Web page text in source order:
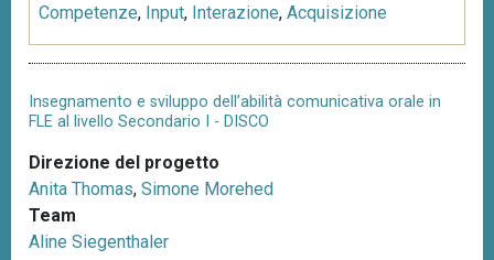
Competenze, Input, Interazione, Acquisizione
Insegnamento e sviluppo dell’abilità comunicativa orale in
FLE al livello Secondario I - DISCO
Direzione del progetto
Anita Thomas, Simone Morehed
Team
Aline Siegenthaler